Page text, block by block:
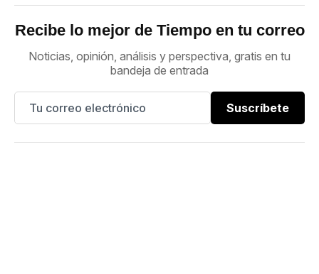
Recibe lo mejor de Tiempo en tu correo
Noticias, opinión, análisis y perspectiva, gratis en tu
bandeja de entrada
Suscríbete